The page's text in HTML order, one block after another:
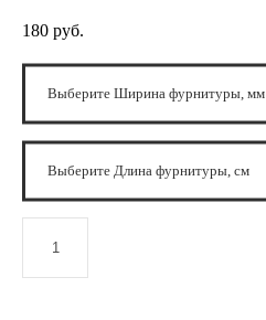
180 pуб.
Выберите Ширина фурнитуры, мм
Выберите Длина фурнитуры, см